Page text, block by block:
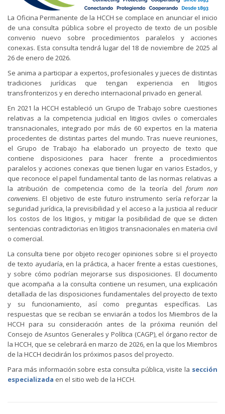
La Oficina Permanente de la HCCH se complace en anunciar el inicio
de una consulta pública sobre el proyecto de texto de un posible
convenio nuevo sobre procedimientos paralelos y acciones
conexas. Esta consulta tendrá lugar del 18 de noviembre de 2025 al
26 de enero de 2026.
Se anima a participar a expertos, profesionales y jueces de distintas
tradiciones jurídicas que tengan experiencia en litigios
transfronterizos y en derecho internacional privado en general.
En 2021 la HCCH estableció un Grupo de Trabajo sobre cuestiones
relativas a la competencia judicial en litigios civiles o comerciales
transnacionales, integrado por más de 60 expertos en la materia
procedentes de distintas partes del mundo. Tras nueve reuniones,
el Grupo de Trabajo ha elaborado un proyecto de texto que
contiene disposiciones para hacer frente a procedimientos
paralelos y acciones conexas que tienen lugar en varios Estados, y
que reconoce el papel fundamental tanto de las normas relativas a
la atribución de competencia como de la teoría del forum non
conveniens. El objetivo de este futuro instrumento sería reforzar la
seguridad jurídica, la previsibilidad y el acceso a la justicia al reducir
los costos de los litigios, y mitigar la posibilidad de que se dicten
sentencias contradictorias en litigios transnacionales en materia civil
o comercial.
La consulta tiene por objeto recoger opiniones sobre si el proyecto
de texto ayudaría, en la práctica, a hacer frente a estas cuestiones,
y sobre cómo podrían mejorarse sus disposiciones. El documento
que acompaña a la consulta contiene un resumen, una explicación
detallada de las disposiciones fundamentales del proyecto de texto
y su funcionamiento, así como preguntas específicas. Las
respuestas que se reciban se enviarán a todos los Miembros de la
HCCH para su consideración antes de la próxima reunión del
Consejo de Asuntos Generales y Política (CAGP), el órgano rector de
la HCCH, que se celebrará en marzo de 2026, en la que los Miembros
de la HCCH decidirán los próximos pasos del proyecto.
Para más información sobre esta consulta pública, visite la sección
especializada en el sitio web de la HCCH.